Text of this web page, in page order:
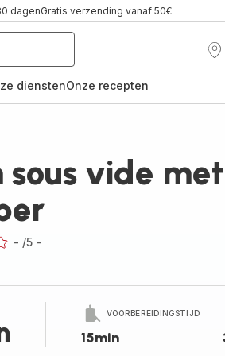
dagenGratis verzending vanaf 50€
dienstenOnze recepten
sous vide
- /5 -
VOORBEREIDINGSTIJD
15min